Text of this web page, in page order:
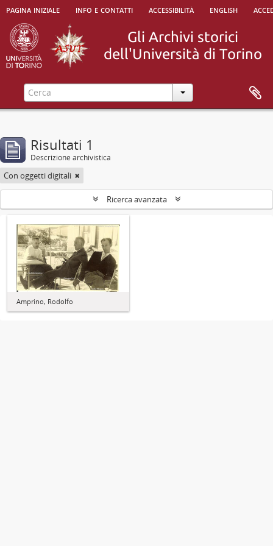
pagina iniziale info e contatti accessibilità english
Risultati 1
Descrizione archivistica
Con oggetti digitali
Ricerca avanzata
Amprino, Rodolfo